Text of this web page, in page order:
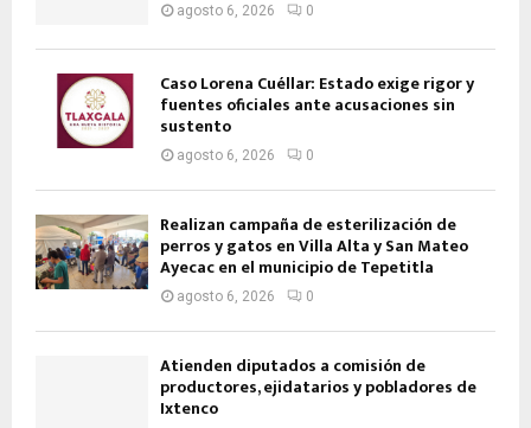
agosto 6, 2026 0
Caso Lorena Cuéllar: Estado exige rigor y
fuentes oficiales ante acusaciones sin
sustento
agosto 6, 2026 0
Realizan campaña de esterilización de
perros y gatos en Villa Alta y San Mateo
Ayecac en el municipio de Tepetitla
agosto 6, 2026 0
Atienden diputados a comisión de
productores, ejidatarios y pobladores de
Ixtenco